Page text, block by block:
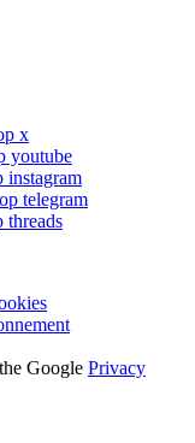
x
youtube
instagram
telegram
threads
Google Privacy